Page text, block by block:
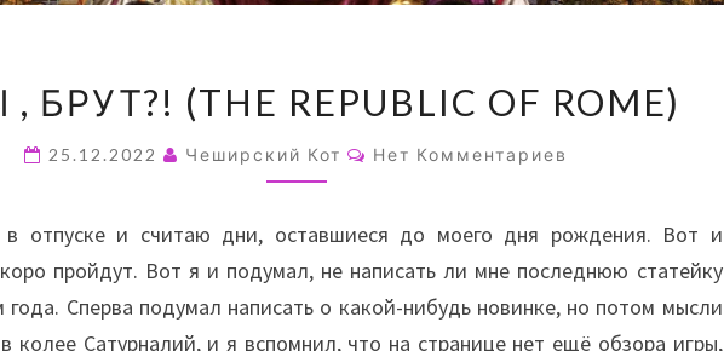
ТЫ
,
БРУТ?!
REPUBLIC
OF
БРУТ?! (THE REPUBLIC OF ROME)
25.12.2022 Чеширский Кот Комментарии
Нет Комментариев
отпуске и считаю дни, оставшиеся до моего дня рождения. Вот и
пройдут. Вот я и подумал, не написать ли мне последнюю статейку
года. Сперва подумал написать о какой-нибудь новинке, но потом мысли
колее Сатурналий, и я вспомнил, что на странице нет ещё обзора игры,